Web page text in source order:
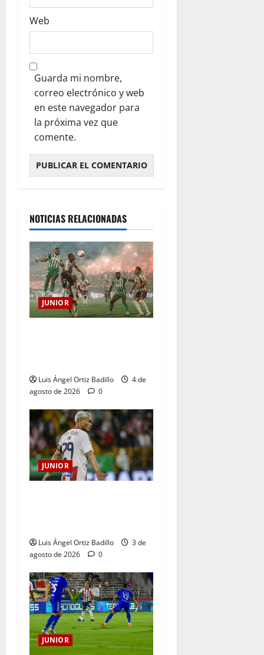
Web
Guarda mi nombre,
correo electrónico y web
en este navegador para
la próxima vez que
comente.
NOTICIAS RELACIONADAS
JUNIOR
Luis Ángel Ortiz Badillo
4 de
agosto de 2026
0
JUNIOR
Luis Ángel Ortiz Badillo
3 de
agosto de 2026
0
JUNIOR